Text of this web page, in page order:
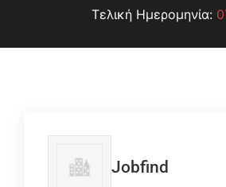
Τελική Ημερομηνία:
Jobfind